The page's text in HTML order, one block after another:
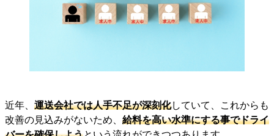
近年、 運送会社では人手不足が深刻化していて、これからも
改善の見込みがないため、 給料を高い水準にする事でドライ